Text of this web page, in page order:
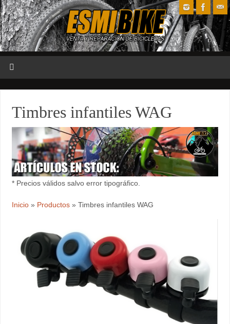
Timbres infantiles WAG
* Precios válidos salvo error tipográfico.
Inicio» Productos» Timbres infantiles WAG